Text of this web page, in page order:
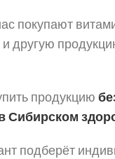
покупают
и другую
продукцию
Сибирском
подберёт